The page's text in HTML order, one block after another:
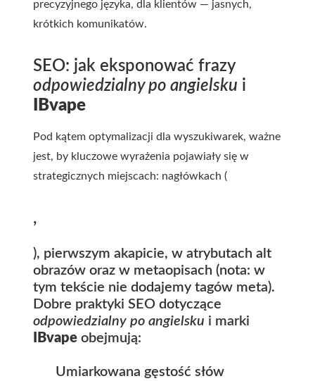
precyzyjnego języka, dla klientów — jasnych,
krótkich komunikatów.
SEO: jak eksponować frazy
odpowiedzialny po angielsku i
IBvape
Pod kątem optymalizacji dla wyszukiwarek, ważne
jest, by kluczowe wyrażenia pojawiały się w
strategicznych miejscach: nagłówkach (
,
), pierwszym akapicie, w atrybutach alt
obrazów oraz w metaopisach (nota: w
tym tekście nie dodajemy tagów meta).
Dobre praktyki SEO dotyczące
odpowiedzialny po angielsku i marki
IBvape obejmują:
Umiarkowana gęstość słów